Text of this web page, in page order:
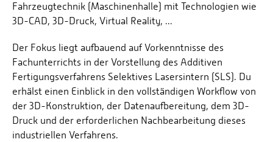
Fahrzeugtechnik (Maschinenhalle) mit Technologien wie
3D-CAD, 3D-Druck, Virtual Reality, ...
Der Fokus liegt aufbauend auf Vorkenntnisse des
Fachunterrichts in der Vorstellung des Additiven
Fertigungsverfahrens Selektives Lasersintern (SLS). Du
erhälst einen Einblick in den vollständigen Workflow von
der 3D-Konstruktion, der Datenaufbereitung, dem 3D-
Druck und der erforderlichen Nachbearbeitung dieses
industriellen Verfahrens.